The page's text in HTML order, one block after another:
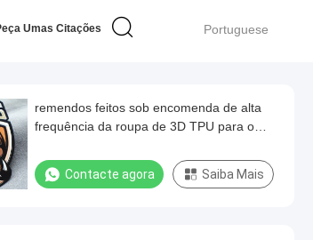
Portuguese
Umas Citações
remendos feitos sob encomenda de alta
frequência da roupa de 3D TPU para o
Contacte agora Saiba Mais